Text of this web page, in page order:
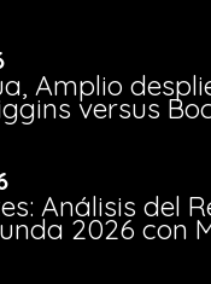
Amplio
versus
Análisis del
2026 con